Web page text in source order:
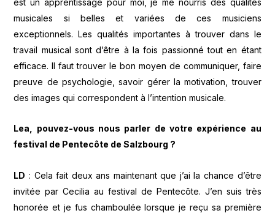
musicales si belles et variées de ces musiciens
exceptionnels. Les qualités importantes à trouver dans le
travail musical sont d’être à la fois passionné tout en étant
efficace. Il faut trouver le bon moyen de communiquer, faire
preuve de psychologie, savoir gérer la motivation, trouver
des images qui correspondent à l’intention musicale.
Lea, pouvez-vous nous parler de votre expérience au
festival de Pentecôte de Salzbourg ?
LD : Cela fait deux ans maintenant que j’ai la chance d’être
invitée par Cecilia au festival de Pentecôte. J’en suis très
honorée et je fus chamboulée lorsque je reçu sa première